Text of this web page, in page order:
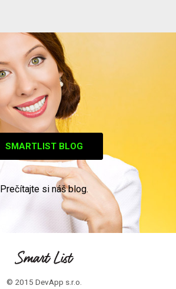
SMARTLIST BLOG
Prečítajte si náš blog.
© 2015 DevApp s.r.o.